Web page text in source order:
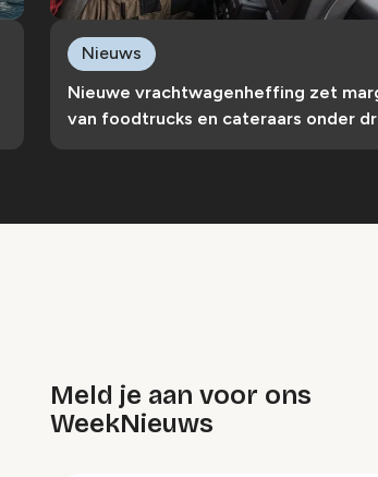
Nieuwe vrachtwagenheffing zet
van foodtrucks en cateraars onder
Nieuws
Meld je aan voor ons
WeekNieuws